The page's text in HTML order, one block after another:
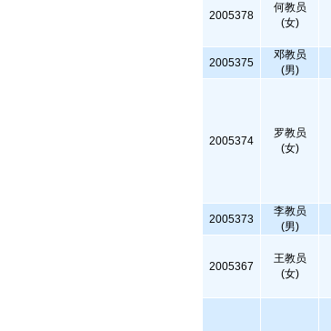
2005378
何教员
(女)
2005375
邓教员
(男)
2005374
罗教员
(女)
2005373
李教员
(男)
2005367
王教员
(女)